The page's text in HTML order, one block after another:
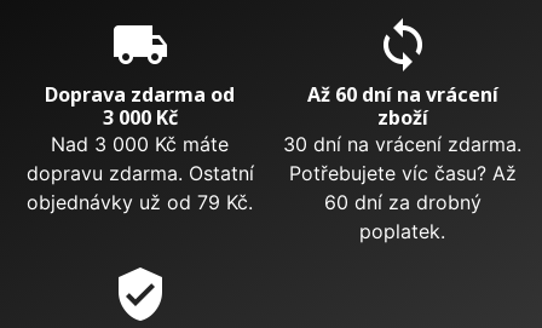
local_shipping
Doprava zdarma od
3 000 Kč
Nad 3 000 Kč máte
dopravu zdarma. Ostatní
objednávky už od 79 Kč.
sync
Až 60 dní na vrácení
zboží
30 dní na vrácení zdarma.
Potřebujete víc času? Až
60 dní za drobný
poplatek.
verified_user